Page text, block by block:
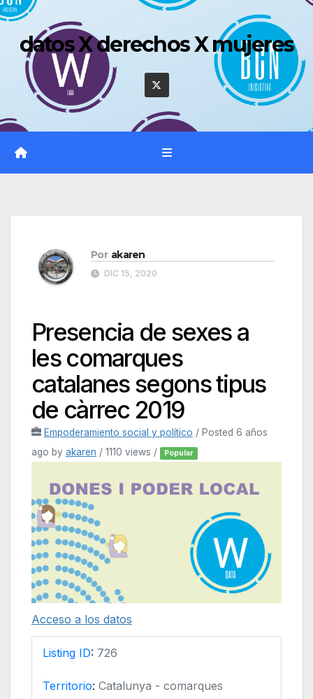
Saltar
contenido
datos X derechos X mujeres
Por akaren
DIC 15, 2020
Presencia de sexes a
les comarques
catalanes segons tipus
de càrrec 2019
Empoderamiento social y político / Posted 6 años
ago by akaren / 1110 views / Popular
Acceso a los datos
Listing ID: 726
Territorio: Catalunya - comarques